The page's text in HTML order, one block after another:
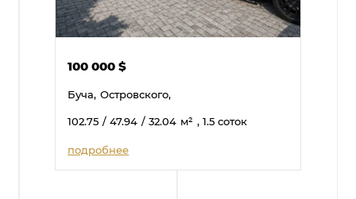
100 000$
Буча, Островского,
102.75 / 47.94 / 32.04 м² , 1.5 соток
подробнее